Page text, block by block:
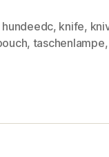
hundeedc, knife,
, taschenlampe,